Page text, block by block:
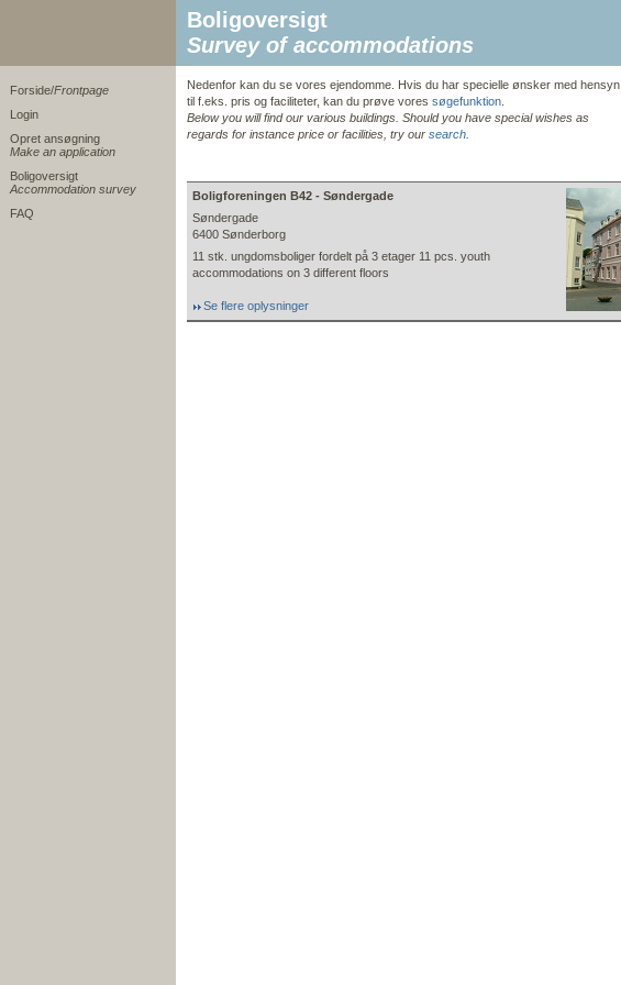
Boligoversigt
Survey of accommodations
Forside/Frontpage
Login
Opret ansøgning
Make an application
Boligoversigt
Accommodation survey
FAQ
Nedenfor kan du se vores ejendomme. Hvis du har specielle ønsker med hensyn
til f.eks. pris og faciliteter, kan du prøve vores søgefunktion
Below you will find our various buildings. Should you have special wishes as
regards for instance price or facilities, try our search
Boligforeningen B42 - Søndergade
Søndergade
6400 Sønderborg
11 stk. ungdomsboliger fordelt på 3 etager 11 pcs. youth
accommodations on 3 different floors
Se flere oplysninger